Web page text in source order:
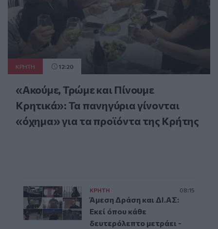
ΚΡΗΤΗ 12:20
«Ακούμε, Τρώμε και Πίνουμε
Κρητικά»: Τα πανηγύρια γίνονται
«όχημα» για τα προϊόντα της Κρήτης
ΚΡΗΤΗ 08:15
Άμεση Δράση και ΔΙ.ΑΣ:
Εκεί όπου κάθε
δευτερόλεπτο μετράει -